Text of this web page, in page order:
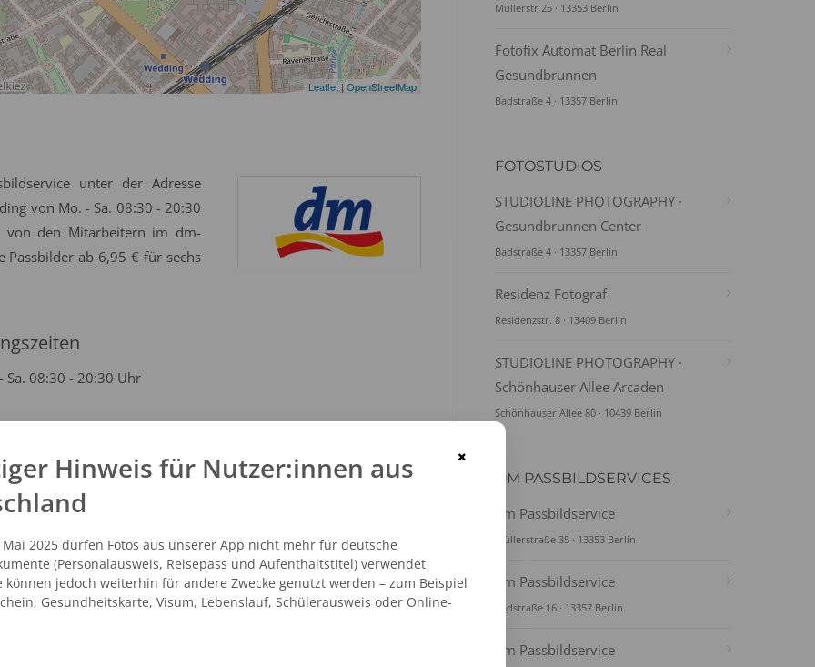
Leaflet | OpenStreetMap
unter der Adresse
von Mo. - Sa. 08:30 - 20:30
von den Mitarbeitern im dm-
ab 6,95 € für sechs
Sa. 08:30 - 20:30 Uhr
46061775
Müllerstr 25 · 13353 Berlin
Fotofix Automat Berlin Real
Gesundbrunnen
Badstraße 4 · 13357 Berlin
FOTOSTUDIOS
STUDIOLINE PHOTOGRAPHY ·
Gesundbrunnen Center
Badstraße 4 · 13357 Berlin
Residenz Fotograf
Residenzstr. 8 · 13409 Berlin
STUDIOLINE PHOTOGRAPHY ·
Schönhauser Allee Arcaden
Schönhauser Allee 80 · 10439 Berlin
DM PASSBILDSERVICES
dm Passbildservice
Müllerstraße 35 · 13353 Berlin
dm Passbildservice
Badstraße 16 · 13357 Berlin
dm Passbildservice
×
Hinweis für Nutzer:innen aus
Mai 2025 dürfen Fotos aus unserer App nicht mehr für deutsche
(Personalausweis, Reisepass und Aufenthaltstitel) verwendet
können jedoch weiterhin für andere Zwecke genutzt werden – zum Beispiel
Gesundheitskarte, Visum, Lebenslauf, Schülerausweis oder Online-